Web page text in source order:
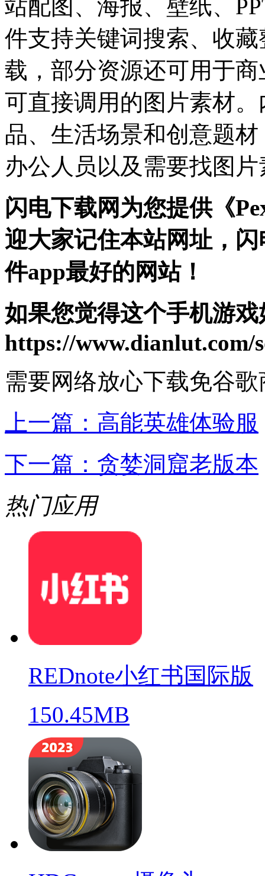
站配图、海报、壁纸、
件支持关键词搜索、收
载，部分资源还可用于
可直接调用的图片素材
品、生活场景和创意题
办公人员以及需要找图
闪电下载网为您提供《
迎大家记住本站网址，
件app最好的网站！
如果您觉得这个手机游
https://www.dianlut.com/
需要网络放心下载免谷歌
上一篇： 高能英雄体验服
下一篇： 贪婪洞窟老版本
热门应用
REDnote小红书国际版
150.45MB